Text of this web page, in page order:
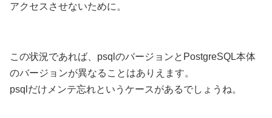
アクセスさせないために。
この状況であれば、psqlのバージョンとPostgreSQL本体
のバージョンが異なることはありえます。
psqlだけメンテ忘れというケースがあるでしょうね。